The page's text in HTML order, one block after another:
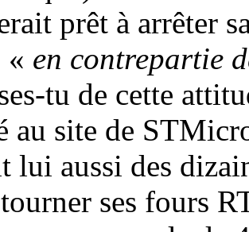
prêt à arrêter
« en contrepartie
tu de cette
au site de
lui aussi des
ses fours